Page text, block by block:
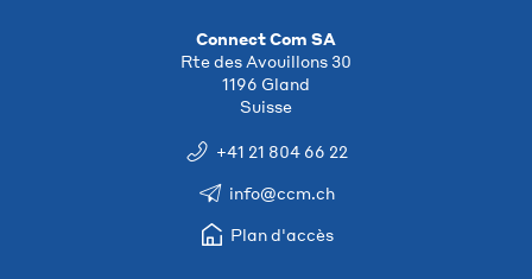
Connect Com SA
Rte des Avouillons 30
1196 Gland
Suisse
+41 21 804 66 22
info@ccm.ch
Plan d'accès